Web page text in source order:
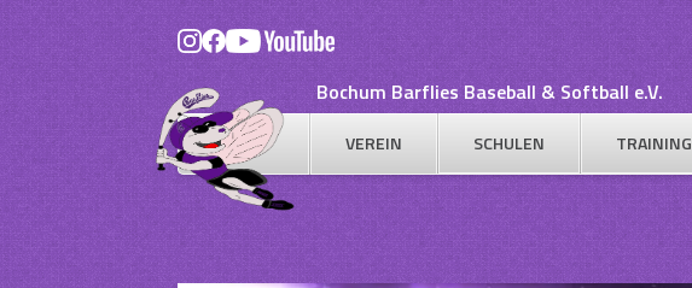
Skip
content
Bochum Barflies Baseball & Softball e.V.
VEREIN SCHULEN TRAINING